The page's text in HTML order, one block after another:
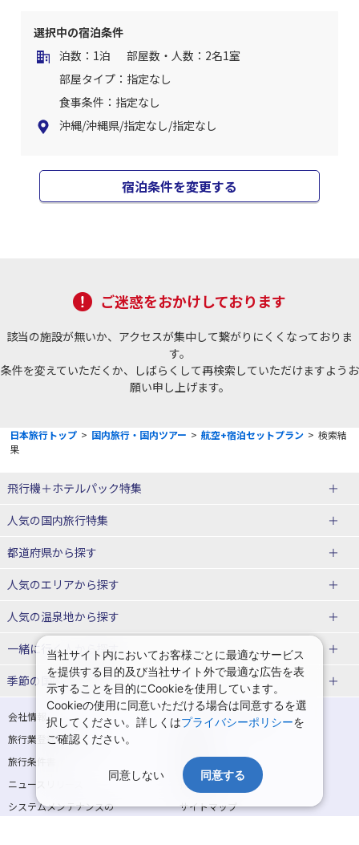
選択中の宿泊条件
泊数：1泊
部屋数・人数：2名1室
部屋タイプ：指定なし
食事条件：指定なし
沖縄/沖縄県/指定なし/指定なし
宿泊条件を変更する
ご迷惑をおかけしております
該当の施設が無いか、アクセスが集中して繋がりにくくなっておりま
す。
条件を変えていただくか、しばらくして再検索していただけますようお
願い申し上げます。
日本旅行トップ > 国内旅行・国内ツアー > 航空+宿泊セットプラン > 検索結
果
飛行機＋ホテルパック特集
赤い風船ダイナミックパッケージ
ＪＡＬで行く飛行機+ホテルパック
人気の国内旅行特集
東京ディズニーリゾート®への旅
ユニバーサル・スタジオ・ジャパ
都道府県から探す
北海道旅行・ツアー
東北
青森旅行・ツアー
岩手旅行・ツアー
宮城旅行・ツアー
秋田旅行・ツアー
山形旅行・ツアー
福島旅行・ツアー
関東
東京旅行・ツアー
神奈川旅行・ツアー
人気のエリアから探す
函館旅行 札幌旅行
仙台旅行
那須旅行
日光旅行
小笠原旅行
大島旅行
人気の温泉地から探す
北海道
湯の川温泉(北海道)
定山渓温泉(北海道)
十勝川温泉(北海道)
阿寒湖温泉(北海道)
洞爺湖温泉(北海道)
層雲峡温泉(北海道)
知床温泉(北海道)
一緒に行く人から探す
一人旅 国内版
家族・子連れ旅行 国内版
カップル・夫婦旅行 国内版
女子旅 国内版
卒業旅行・学生旅行 国内版
季節の国内旅行特集
桜・お花見特集
ゴールデンウィーク（GW）の国内
旅行
夏休み・お盆の国内旅行
7月の国内旅行
8月の国内旅行
9月の国内旅行
10月の国内旅行
11月の国内旅行
会社情報
プライバシーポリシー
旅行業登録票・約款
旅行条件書
商標について
ニュースリリース
採用情報
システムメンテナンスの
サイトマップ
当社サイト内においてお客様ごとに最適なサービス
を提供する目的及び当社サイト外で最適な広告を表
示することを目的にCookieを使用しています。
Cookieの使用に同意いただける場合は同意するを選
択してください。詳しくはプライバシーポリシーを
ご確認ください。
同意しない 同意する